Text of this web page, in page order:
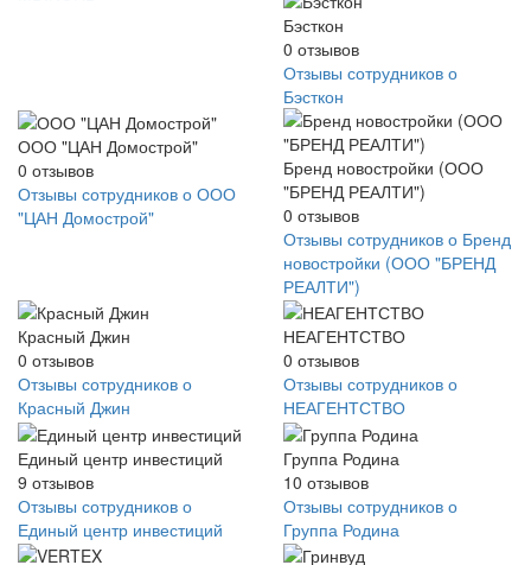
Бэсткон
0 отзывов
Отзывы сотрудников о
Бэсткон
ООО "ЦАН Домострой"
0 отзывов
Отзывы сотрудников о ООО
"ЦАН Домострой"
Бренд новостройки (ООО
"БРЕНД РЕАЛТИ")
0 отзывов
Отзывы сотрудников о Бренд
новостройки (ООО "БРЕНД
РЕАЛТИ")
Красный Джин
0 отзывов
Отзывы сотрудников о
Красный Джин
НЕАГЕНТСТВО
0 отзывов
Отзывы сотрудников о
НЕАГЕНТСТВО
Единый центр инвестиций
9 отзывов
Отзывы сотрудников о
Единый центр инвестиций
Группа Родина
10 отзывов
Отзывы сотрудников о
Группа Родина